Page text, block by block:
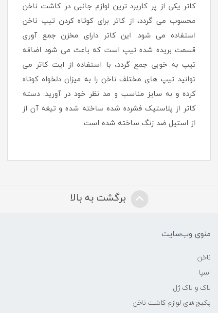
کاتر یکی از پر کاربرد ترین لوازم جانبی در کاشت ناخن
محسوب می گردد، از کاتر برای کوتاه کردن تیپ ناخن
استفاده می شود. این کاتر دارای مخزن جمع آوری
قسمت بریده شده تیپ است که باعث می شود اضافه
تیپ به خوبی جمع گردد، با استفاده از ایت کاتر می
توانید تیپ های مختلف ناخن را به میزان دلخواه کوتاه
کرده و به سایز مناسب و مد نظر خود در آورید. دسته
کاتر از پلاستیک فشرده شده ساخته شده و تیغه آن از
از استیل ضد زنگ ساخته شده است.
برگشت به بالا
منوی وب‌سایت
ناخن
اسپا
لاک و لاک ژل
پکیج های لوازم کاشت ناخن